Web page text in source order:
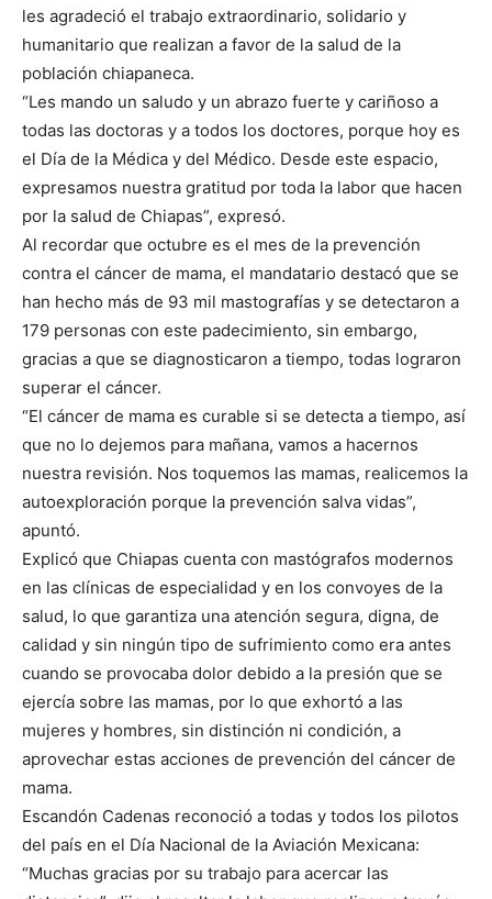
les agradeció el trabajo extraordinario, solidario y
humanitario que realizan a favor de la salud de la
población chiapaneca.
“Les mando un saludo y un abrazo fuerte y cariñoso a
todas las doctoras y a todos los doctores, porque hoy es
el Día de la Médica y del Médico. Desde este espacio,
expresamos nuestra gratitud por toda la labor que hacen
por la salud de Chiapas”, expresó.
Al recordar que octubre es el mes de la prevención
contra el cáncer de mama, el mandatario destacó que se
han hecho más de 93 mil mastografías y se detectaron a
179 personas con este padecimiento, sin embargo,
gracias a que se diagnosticaron a tiempo, todas lograron
superar el cáncer.
“El cáncer de mama es curable si se detecta a tiempo, así
que no lo dejemos para mañana, vamos a hacernos
nuestra revisión. Nos toquemos las mamas, realicemos la
autoexploración porque la prevención salva vidas”,
apuntó.
Explicó que Chiapas cuenta con mastógrafos modernos
en las clínicas de especialidad y en los convoyes de la
salud, lo que garantiza una atención segura, digna, de
calidad y sin ningún tipo de sufrimiento como era antes
cuando se provocaba dolor debido a la presión que se
ejercía sobre las mamas, por lo que exhortó a las
mujeres y hombres, sin distinción ni condición, a
aprovechar estas acciones de prevención del cáncer de
mama.
Escandón Cadenas reconoció a todas y todos los pilotos
del país en el Día Nacional de la Aviación Mexicana:
“Muchas gracias por su trabajo para acercar las